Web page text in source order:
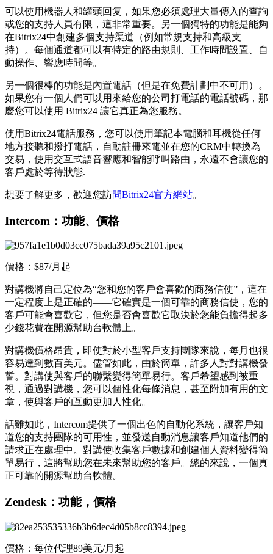
可以使用機器人和罐頭回复，如果您必須處理大量傳入的查詢
或您的支持人員有限，這非常重要。另一個獨特的功能是能夠
在Bitrix24中創建多個支持渠道（例如常規支持和高級支
持）。每個通道都可以有特定的路由規則、工作時間設置、自
動操作、響應時間等。
另一個很棒的功能是內置電話（但是在免費計劃中不可用）。
如果您有一個人們可以用來給您的公司打電話的電話號碼，那
麼您可以使用 Bitrix24 讓它真正為您服務。
使用Bitrix24電話服務，您可以使用筆記本電腦和耳機從任何
地方接聽和撥打電話，自動註冊來電並在您的CRM中轉換為
交易，使用交互式語音響應和智能呼叫路由，永遠不會讓您的
客戶處於等待狀態.
想要了解更多，歡迎您訪問Bitrix24官方網站。
Intercom：功能、價格
價格：$87/月起
對講機將自己定位為“您和您的客戶會喜歡的商務信使”，這在
一定程度上是正確的——它確實是一個可靠的商務信使，您的
客戶可能會喜歡它，但您是否會喜歡它取決於您能負擔得起多
少錢花費在開源幫助台軟體上。
對講機價格昂貴，即使對於小型客戶支持團隊來說，每月也很
容易達到數百美元。儘管如此，由於簡單，許多人對對講機發
誓。對講使與客戶的聯繫變得簡單易行。客戶希望感到被重
視，通過對講機，您可以個性化每條消息，甚至附加有用的文
章，使與客戶的互動更加人性化。
話雖如此，Intercom提供了一個出色的自動化系統，讓客戶知
道您的支持團隊的可用性，並發送自動消息讓客戶知道他們的
請求正在處理中。對講使收集客戶數據和創建個人資料變得簡
單易行，這將幫助您在未來幫助您的客戶。總的來說，一個真
正可靠的開源幫助台軟體。
Zendesk：功能，價格
價格：每位代理89美元/月起